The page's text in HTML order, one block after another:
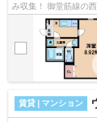
み収集！ 御堂筋線の西田辺駅利用ができ。ＪＲ阪和線の鶴ケ丘駅すぐ！
賃貸 | マンション